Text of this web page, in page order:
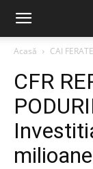
Acasă CAI FERATE
CFR